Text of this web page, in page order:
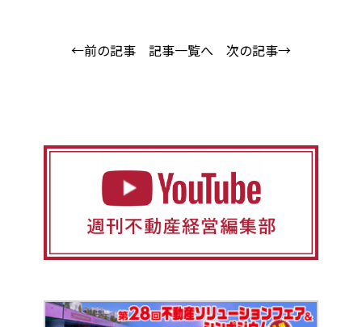
←前の記事 記事一覧へ 次の記事→